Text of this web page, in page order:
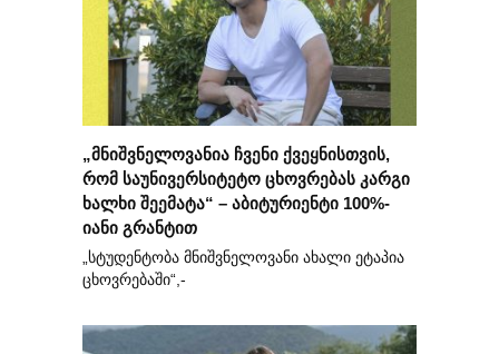
„მნიშვნელოვანია ჩვენი ქვეყნისთვის,
რომ საუნივერსიტეტო ცხოვრებას კარგი
ხალხი შეემატა“ – აბიტურიენტი 100%-
იანი გრანტით
„სტუდენტობა მნიშვნელოვანი ახალი ეტაპია
ცხოვრებაში“,-